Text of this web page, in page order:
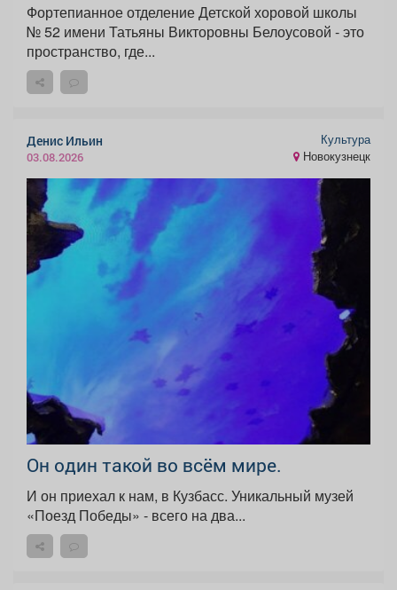
Фортепианное отделение Детской хоровой школы
№ 52 имени Татьяны Викторовны Белоусовой - это
пространство, где...
Денис Ильин
03.08.2026
Культура
Новокузнецк
Он один такой во всём мире.
И он приехал к нам, в Кузбасс. Уникальный музей
«Поезд Победы» - всего на два...